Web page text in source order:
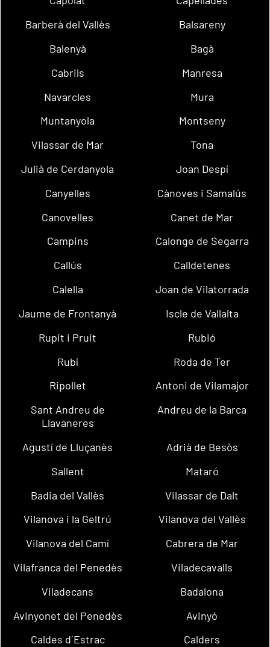
Barberà del Vallès
Balsareny
Balenyà
Bagà
Cabrils
Manresa
Navarcles
Mura
Muntanyola
Montseny
Vilassar de Mar
Tona
Julià de Cerdanyola
Joan Despí
Canyelles
Cànoves i Samalús
Canovelles
Canet de Mar
Campins
Calonge de Segarra
Callús
Calldetenes
Calella
Joan de Vilatorrada
Jaume de Frontanyà
Iscle de Vallalta
Rupit i Pruit
Rubió
Rubí
Roda de Ter
Ripollet
Antoni de Vilamajor
Sant Andreu de
Llavaneres
Andreu de la Barca
Agustí de Lluçanès
Adrià de Besòs
Sallent
Mataró
Badia del Vallès
Vilassar de Dalt
Vilanova i la Geltrú
Vilanova del Vallès
Vilanova del Camí
Cabrera de Mar
Vilafranca del Penedès
Viladecavalls
Viladecans
Badalona
Avinyonet del Penedès
Avinyó
Caldes d´Estrac
Calders